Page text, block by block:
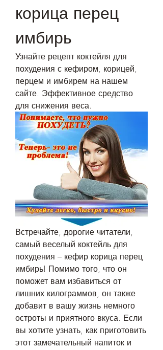
корица перец
имбирь
Узнайте рецепт коктейля для
похудения с кефиром, корицей,
перцем и имбирем на нашем
сайте. Эффективное средство
для снижения веса.
Встречайте, дорогие читатели,
самый веселый коктейль для
похудения – кефир корица перец
имбирь! Помимо того, что он
поможет вам избавиться от
лишних килограммов, он также
добавит в вашу жизнь немного
остроты и приятного вкуса. Если
вы хотите узнать, как приготовить
этот замечательный напиток и